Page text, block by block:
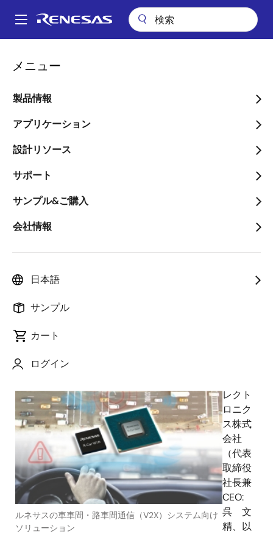
ン
Main
メニュー
製品情報
アプリケーション
設計リソース
サポート
サンプル&ご購入
会社情報
日本語
サンプル
カート
ログイン
パ
ン
く
ず
自動運転時代の到来に向けて車車間・路車間通信(V2X)システム向け半
自動運転時代の到来に向け
て車車間・路車間通信
(V2X)システム向け半導体
ソリューションをグローバ
ルに提供開始
～従来のレーダーやカメラで察知でき
し安心、安全で快適な運転支援システ
ムの早期実用化に寄与～
2016年10月6日
ルネサスの車車間・路車間通信（V2X）システム向け
ソリューション
レクト
ロニク
ス株式
会社
（代表
取締役
社長兼
CEO:
呉 文
精、以